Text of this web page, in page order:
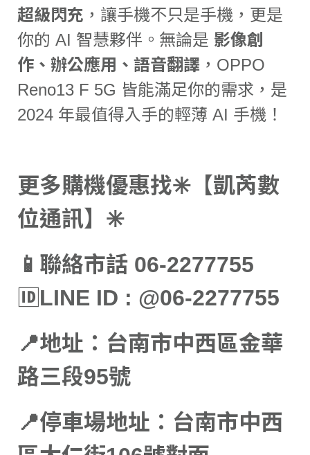
超級閃充 ，讓手機不只是手機，更是
你的 AI 智慧夥伴。無論是 影像創
作、辦公應用、語音翻譯 ，OPPO
Reno13 F 5G 皆能滿足你的需求，是
2024 年最值得入手的輕薄 AI 手機！
更多購機優惠找✳️【凱芮數
位通訊】✳️
📱聯絡市話 06-2277755
🆔LINE ID : @06-2277755
📍地址：台南市中西區金華
路三段95號
📍停車場地址：台南市中西